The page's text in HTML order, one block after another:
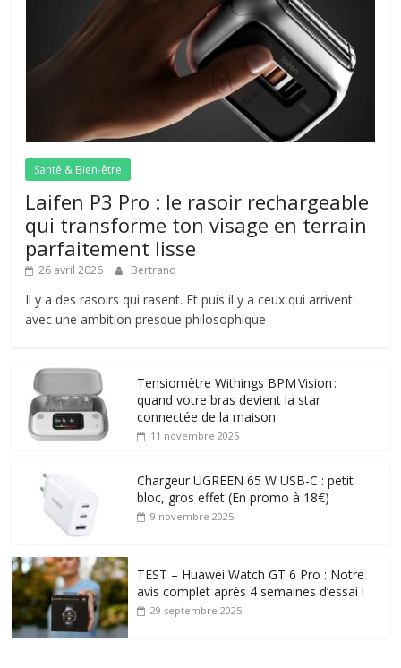
Santé & Bien-être
Laifen P3 Pro : le rasoir rechargeable
qui transforme ton visage en terrain
parfaitement lisse
26 avril 2026 Bertrand
Il y a des rasoirs qui rasent. Et puis il y a ceux qui arrivent
avec une ambition presque philosophique
Tensiomètre Withings BPM Vision :
quand votre bras devient la star
connectée de la maison
11 novembre 2025
Chargeur UGREEN 65 W USB-C : petit
bloc, gros effet (En promo à 18€)
9 novembre 2025
TEST – Huawei Watch GT 6 Pro : Notre
avis complet après 4 semaines d’essai !
29 septembre 2025